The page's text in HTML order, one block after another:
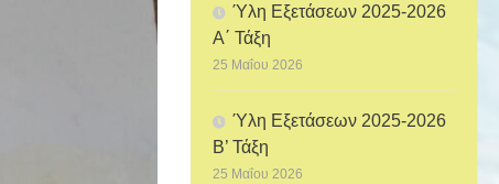
Ύλη Εξετάσεων 2025-2026
Α΄ Τάξη
25 Μαΐου 2026
Ύλη Εξετάσεων 2025-2026
Β’ Τάξη
25 Μαΐου 2026